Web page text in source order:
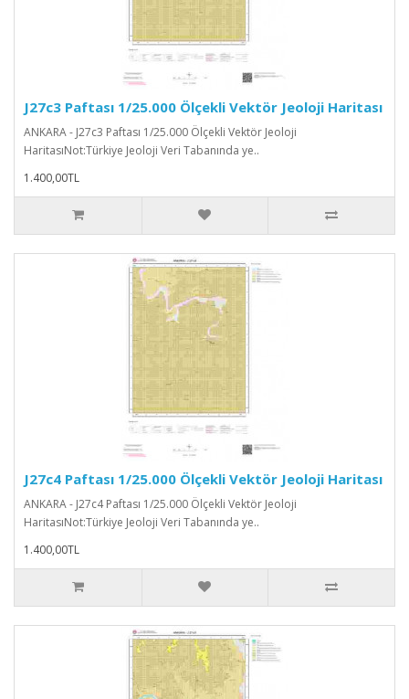
J27c3 Paftası 1/25.000 Ölçekli Vektör Jeoloji Haritası
ANKARA - J27c3 Paftası 1/25.000 Ölçekli Vektör Jeoloji
HaritasıNot:Türkiye Jeoloji Veri Tabanında ye..
1.400,00TL
J27c4 Paftası 1/25.000 Ölçekli Vektör Jeoloji Haritası
ANKARA - J27c4 Paftası 1/25.000 Ölçekli Vektör Jeoloji
HaritasıNot:Türkiye Jeoloji Veri Tabanında ye..
1.400,00TL